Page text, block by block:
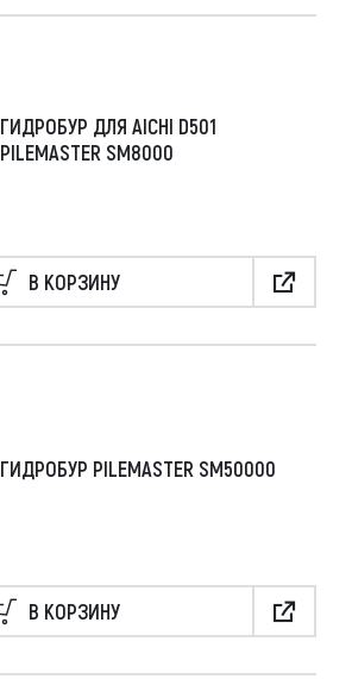
ГИДРОБУР ДЛЯ AICHI D501
PILEMASTER SM8000
В КОРЗИНУ
ГИДРОБУР PILEMASTER SM50000
В КОРЗИНУ